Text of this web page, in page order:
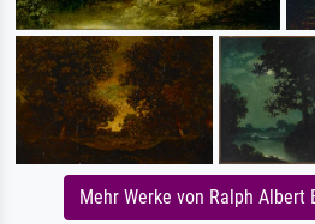
Mehr Werke von Ralph Albert